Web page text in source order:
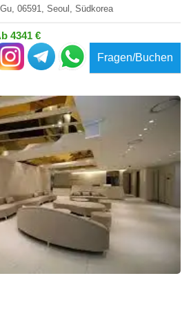
06591, Seoul, Südkorea
4341 €
Fragen/Buchen